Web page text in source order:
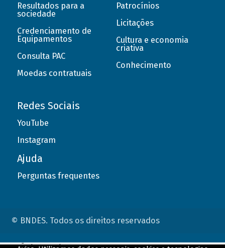
Resultados para a
sociedade
Credenciamento de
Equipamentos
Consulta PAC
Moedas contratuais
Patrocínios
Licitações
Cultura e economia
criativa
Conhecimento
Redes Sociais
YouTube
Instagram
Ajuda
Perguntas frequentes
© BNDES. Todos os direitos reservados